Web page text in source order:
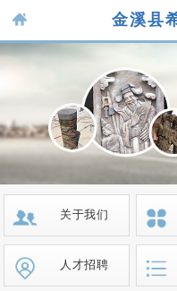
金溪县
关于我们
人才招聘